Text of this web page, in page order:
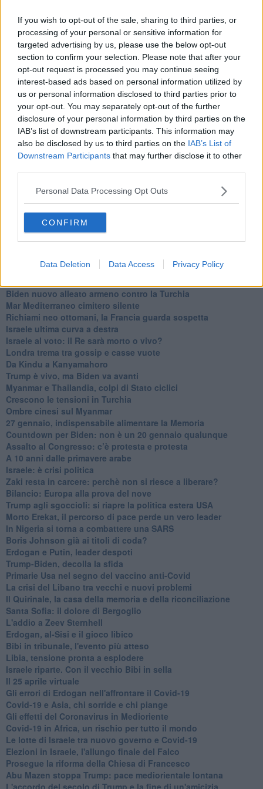
If you wish to opt-out of the sale, sharing to third parties, or
processing of your personal or sensitive information for
targeted advertising by us, please use the below opt-out
section to confirm your selection. Please note that after your
opt-out request is processed you may continue seeing
interest-based ads based on personal information utilized by
us or personal information disclosed to third parties prior to
your opt-out. You may separately opt-out of the further
disclosure of your personal information by third parties on the
IAB’s list of downstream participants. This information may
also be disclosed by us to third parties on the IAB’s List of
Downstream Participants that may further disclose it to other
Personal Data Processing Opt Outs
CONFIRM
Data Deletion Data Access Privacy Policy
Desmond Tutu "la voce dei senza voce"
Natale da incubo per Boris Johnson
La questione Ucraina
Cipro, un ponte dove si mischiano le culture
Una vigilia di Natale per un nuovo Rais
La questione israelo-palestinese ignorata dal G20
Erdogan continua a sfidare l'Occidente
Libano, collasso economico e guerra civile
Johnson, da Trump a Biden alla Brexit
L'AUKUS e il Quad
Biden, primo presidente USA non in guerra
Papa Bergoglio vedrà Viktor Orbán
Bennet, un giorno in attesa di Biden
Il ritorno dei talebani
​La lenta agonia del Libano
Sudafrica, è allarme alimentare
Usa di nuovo al centro della geopolitica internazionale
L’appuntamento di Israele con il cambiamento
La farsa delle elezioni in Siria
Biden chiama ma Netanyahu non risponde
Niente di nuovo in Medioriente
Biden nuovo alleato armeno contro la Turchia
Mar Mediterraneo cimitero silente
Richiami neo ottomani, la Francia guarda sospetta
Israele ultima curva a destra
Israele al voto: il Re sarà morto o vivo?
Londra trema tra gossip e casse vuote
Da Kindu a Kanyamahoro
Trump è vivo, ma Biden va avanti
Myanmar e Thailandia, colpi di Stato ciclici
Crescono le tensioni in Turchia
Ombre cinesi sul Myanmar
27 gennaio, indispensabile alimentare la Memoria
Countdown per Biden: non è un 20 gennaio qualunque
Assalto al Congresso: c’è protesta e protesta
A 10 anni dalle primavere arabe
Israele: è crisi politica
Zaki resta in carcere: perchè non si riesce a liberare?
Bilancio: Europa alla prova del nove
Trump agli sgoccioli: si riapre la politica estera USA
Morto Erekat, il percorso di pace perde un vero leader
In Nigeria si torna a combattere una SARS
Boris Johnson già ai titoli di coda?
Erdogan e Putin, leader despoti
Trump-Biden, decolla la sfida
Primarie Usa nel segno del vaccino anti-Covid
La crisi del Libano tra vecchi e nuovi problemi
Il Quirinale, la casa della memoria e della riconciliazione
Santa Sofia: il dolore di Bergoglio
L'addio a ​Zeev Sternhell
Erdogan, al-Sisi e il gioco libico
Bibi in tribunale, l'evento più atteso
Libia, tensione pronta a esplodere
Israele riparte. Con il vecchio Bibi in sella
Il 25 aprile virtuale
Gli errori di Erdogan nell'affrontare il Covid-19
Covid-19 e Asia, chi sorride e chi piange
Gli effetti del Coronavirus in Medioriente
Covid-19 in Africa, un rischio per tutto il mondo
Le lotte di Israele tra nuovo governo e Covid-19
Elezioni in Israele, l'allungo finale del Falco
Prosegue la riforma della Chiesa di Francesco
Abu Mazen stoppa Trump: pace mediorientale lontana
L'accordo del secolo di Trump e la fine di un'amicizia